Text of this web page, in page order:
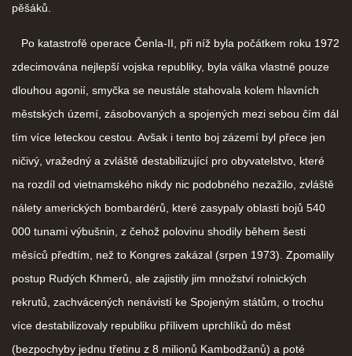
pěšáků.
Po katastrofě operace Čenla-II, při níž byla počátkem roku 1972
zdecimována nejlepší vojska republiky, byla válka vlastně pouze
dlouhou agonií, smyčka se neustále stahovala kolem hlavních
městských území, zásobovaných a spojených mezi sebou čím dál
tím více leteckou cestou. Avšak i tento boj zázemí byl přece jen
ničivý, vražedný a zvláště destabilizující pro obyvatelstvo, které
na rozdíl od vietnamského nikdy nic podobného nezažilo, zvláště
nálety amerických bombardérů, které zasypaly oblasti bojů 540
000 tunami výbušnin, z čehož polovinu shodily během šesti
měsíců předtím, než to Kongres zakázal (srpen 1973). Zpomalily
postup Rudých Khmerů, ale zajistily jim množství rolnických
rekrutů, zachvácených nenávistí ke Spojeným státům, o trochu
více destabilizovaly republiku přílivem uprchlíků do měst
(bezpochyby jednu třetinu z 8 milionů Kambodžanů) a poté